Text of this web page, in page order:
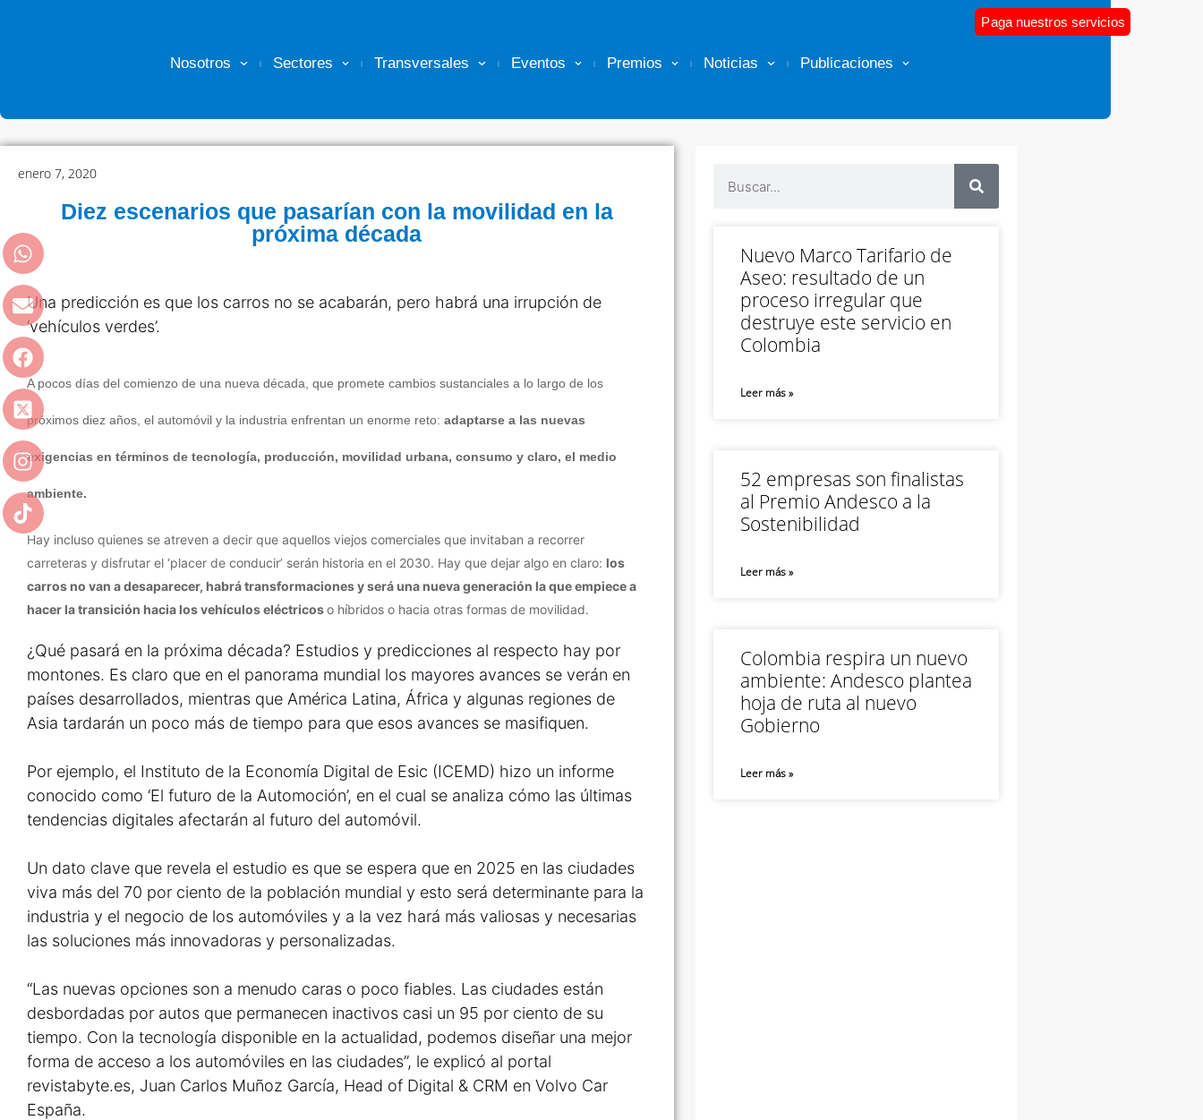
Nosotros Sectores Transversales Eventos Premios Noticias Publicaciones
Paga nuestros servicios
enero 7, 2020
Diez escenarios que pasarían con la movilidad en la
próxima década
Una predicción es que los carros no se acabarán, pero habrá una irrupción de
‘vehículos verdes’.
A pocos días del comienzo de una nueva década, que promete cambios sustanciales a lo largo de los
próximos diez años, el automóvil y la industria enfrentan un enorme reto: adaptarse a las nuevas
exigencias en términos de tecnología, producción, movilidad urbana, consumo y claro, el medio
ambiente.
Hay incluso quienes se atreven a decir que aquellos viejos comerciales que invitaban a recorrer
carreteras y disfrutar el ‘placer de conducir’ serán historia en el 2030. Hay que dejar algo en claro: los
carros no van a desaparecer, habrá transformaciones y será una nueva generación la que empiece a
hacer la transición hacia los vehículos eléctricoso híbridos o hacia otras formas de movilidad.
¿Qué pasará en la próxima década? Estudios y predicciones al respecto hay por
montones. Es claro que en el panorama mundial los mayores avances se verán en
países desarrollados, mientras que América Latina, África y algunas regiones de
Asia tardarán un poco más de tiempo para que esos avances se masifiquen.
Por ejemplo, el Instituto de la Economía Digital de Esic (ICEMD) hizo un informe
conocido como ‘El futuro de la Automoción’, en el cual se analiza cómo las últimas
tendencias digitales afectarán al futuro del automóvil.
Un dato clave que revela el estudio es que se espera que en 2025 en las ciudades
viva más del 70 por ciento de la población mundial y esto será determinante para la
industria y el negocio de los automóviles y a la vez hará más valiosas y necesarias
las soluciones más innovadoras y personalizadas.
“Las nuevas opciones son a menudo caras o poco fiables. Las ciudades están
desbordadas por autos que permanecen inactivos casi un 95 por ciento de su
tiempo. Con la tecnología disponible en la actualidad, podemos diseñar una mejor
forma de acceso a los automóviles en las ciudades”, le explicó al portal
revistabyte.es, Juan Carlos Muñoz García, Head of Digital & CRM en Volvo Car
España.
Nuevo Marco Tarifario de
Aseo: resultado de un
proceso irregular que
destruye este servicio en
Colombia
Leer más »
52 empresas son finalistas
al Premio Andesco a la
Sostenibilidad
Leer más »
Colombia respira un nuevo
ambiente: Andesco plantea
hoja de ruta al nuevo
Gobierno
Leer más »